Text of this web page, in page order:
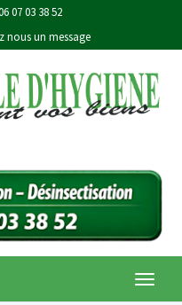
07 03 38 52
nous un message